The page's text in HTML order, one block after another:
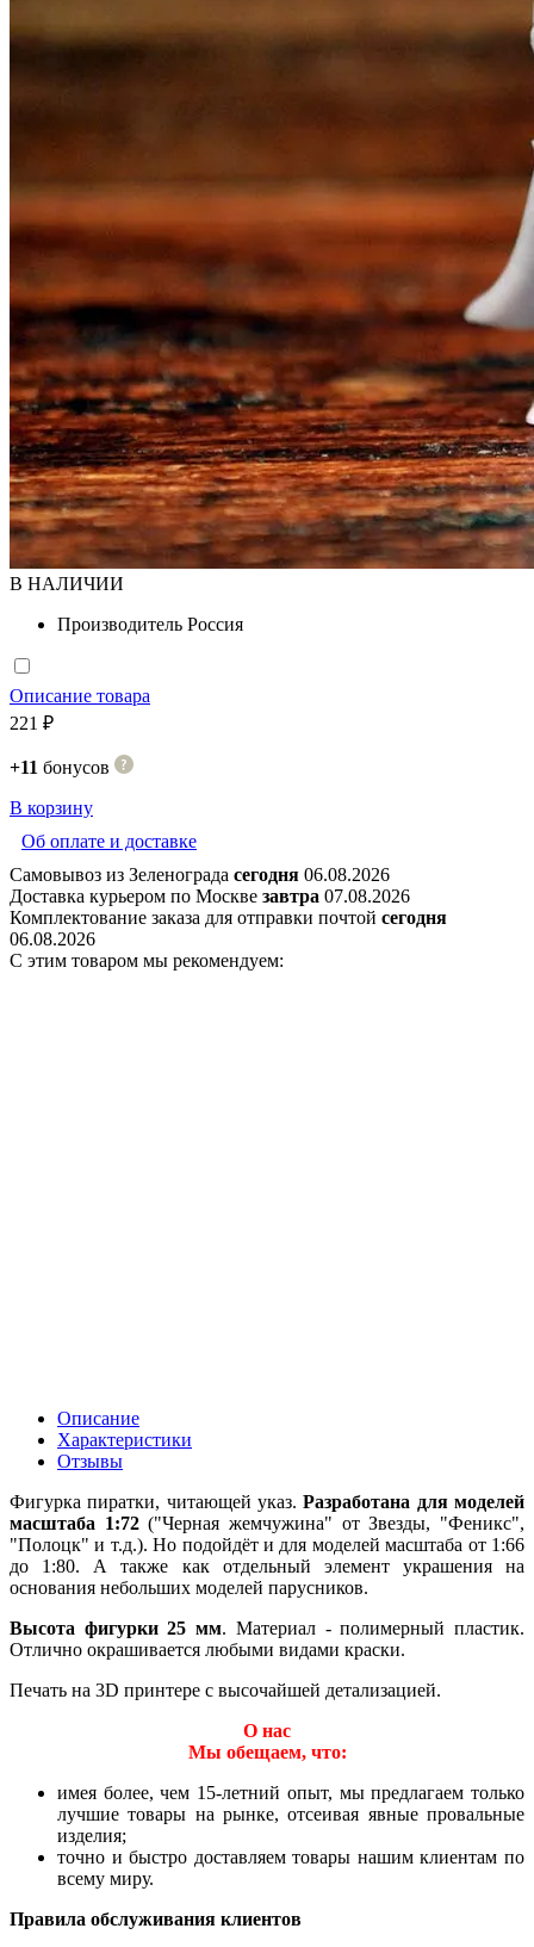
В НАЛИЧИИ
Производитель Россия
Описание товара
221 ₽
+11 бонусов
В корзину
Об оплате и доставке
Самовывоз из Зеленограда сегодня 06.08.2026
Доставка курьером по Москве завтра 07.08.2026
Комплектование заказа для отправки почтой сегодня
06.08.2026
С этим товаром мы рекомендуем:
Описание
Характеристики
Отзывы
Фигурка пиратки, читающей указ.Разработана для моделей
масштаба 1:72("Черная жемчужина" от Звезды, "Феникс",
"Полоцк" и т.д.). Но подойдёт и для моделей масштаба от 1:66
до 1:80. А также как отдельный элемент украшения на
основания небольших моделей парусников.
Высота фигурки 25 мм. Материал - полимерный пластик.
Отлично окрашивается любыми видами краски.
Печать на 3D принтере с высочайшей детализацией.
О нас
Мы обещаем, что:
имея более, чем 15-летний опыт, мы предлагаем только
лучшие товары на рынке, отсеивая явные провальные
изделия;
точно и быстро доставляем товары нашим клиентам по
всему миру.
Правила обслуживания клиентов